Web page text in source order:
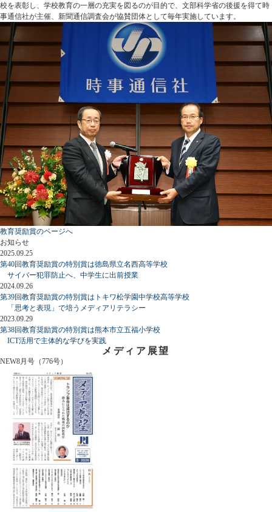
校を表彰し、学校教育の一層の充実を図るのが目的で、文部科学省の後援を得て時
事通信社が主催、新聞通信調査会が協賛団体として毎年実施しています。
教育奨励賞のページへ
お知らせ
2025.09.25
第40回教育奨励賞の特別賞は徳島県立名西高等学校
サイバー犯罪防止へ、中学生に出前授業
2024.09.26
第39回教育奨励賞の特別賞はトキワ松学園中学校高等学校
「思考と表現」で培うメディアリテラシー
2023.09.29
第38回教育奨励賞の特別賞は熊本市立五福小学校
ICT活用で主体的な学びを実践
メディア展望
NEW8月号（776号）